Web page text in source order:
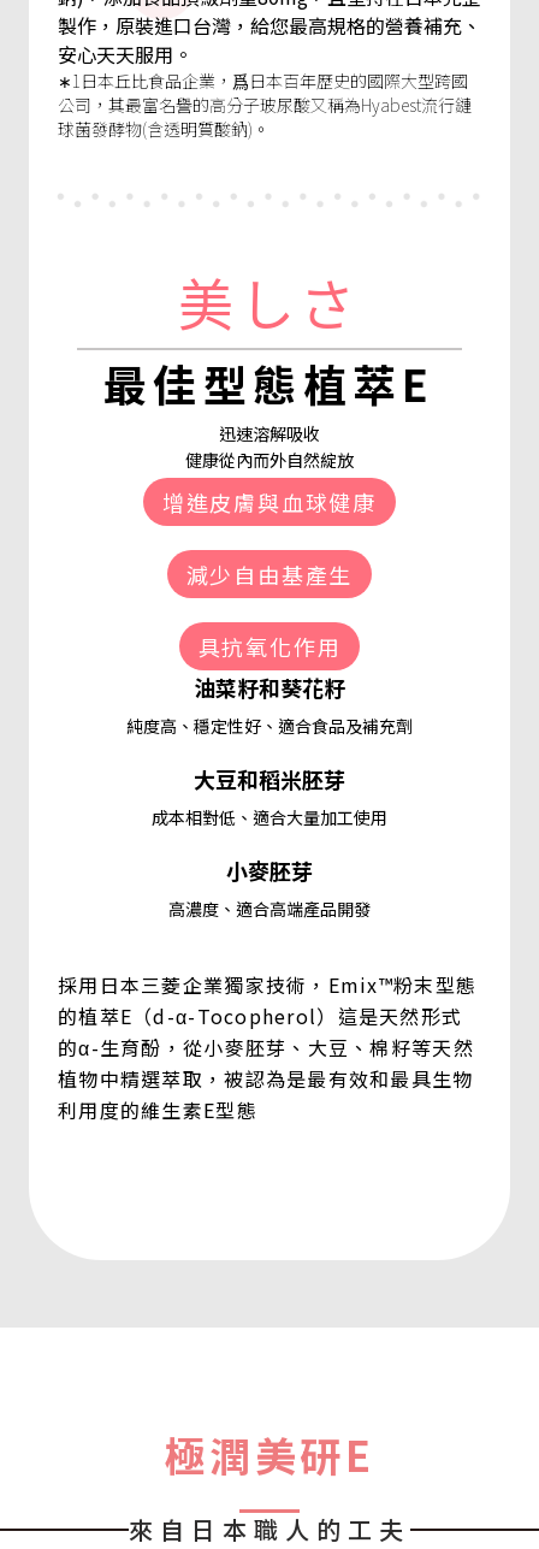
製作，原裝進口台灣，給您最高規格的營養補充、
安心天天服用。
∗1日本丘比食品企業，爲日本百年歷史的國際大型跨國
公司，其最富名譽的高分子玻尿酸又稱為Hyabest流行鏈
球菌發酵物(含透明質酸鈉)。
美しさ
最佳型態植萃E
迅速溶解吸收
健康從內而外自然綻放
增進皮膚與血球健康
減少自由基產生
具抗氧化作用
油菜籽和葵花籽
純度高、穩定性好、適合食品及補充劑
大豆和稻米胚芽
成本相對低、適合大量加工使用
小麥胚芽
高濃度、適合高端產品開發
採用日本三菱企業獨家技術，Emix™粉末型態
的植萃E（d-α-Tocopherol）這是天然形式
的α-生育酚，從小麥胚芽、大豆、棉籽等天然
植物中精選萃取，被認為是最有效和最具生物
利用度的維生素E型態
極潤美研E
來自日本職人的工夫